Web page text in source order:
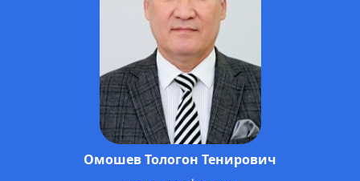
Жолдошбаев Анвар Сатышевич